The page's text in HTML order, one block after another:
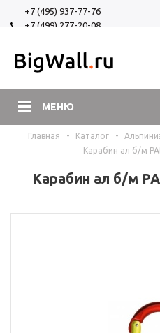
+7 (495) 937-77-76
+7 (499) 277-20-08
МЕНЮ
Главная - Каталог -
Карабин ал б/м
Карабин ал б/м